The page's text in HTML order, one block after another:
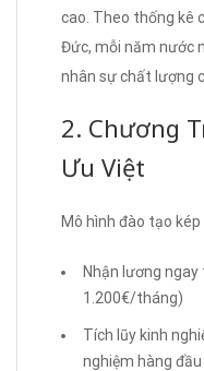
cao. Theo thống kê
Đức, mỗi năm nước
nhân sự chất lượng
2. Chương
Ưu Việt
Mô hình đào tạo kép
Nhận lương
1.200€/tháng)
Tích lũy kinh
nghiệm hàng đầu